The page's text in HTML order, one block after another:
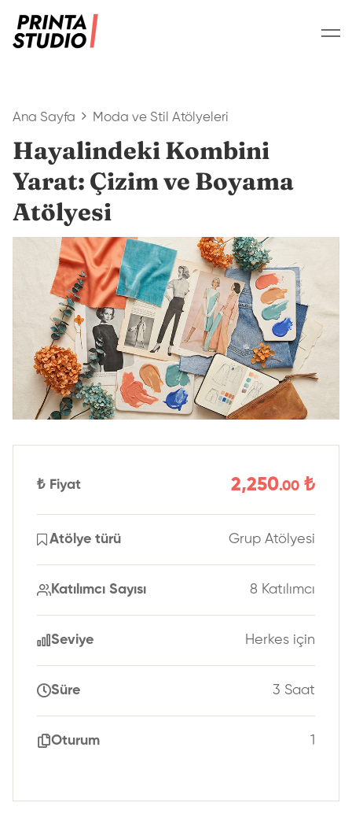
Ana Sayfa Moda ve Stil Atölyeleri
Hayalindeki Kombini
Yarat: Çizim ve Boyama
Atölyesi
₺ Fiyat 2,250.00 ₺
Atölye türü Grup Atölyesi
Katılımcı Sayısı 8 Katılımcı
Seviye Herkes için
Süre 3 Saat
Oturum 1